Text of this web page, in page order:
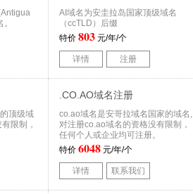
AI域名为安圭拉岛国家顶级域名
（ccTLD）后缀
特价 803 元/年/个
详情 注册
顶级域
限制，
.CO.AO域名注册
co.ao域名是安哥拉域名国家的域名,
对注册co.ao域名的资格没有限制，
任何个人或企业均可注册。
特价 6048 元/年/个
详情 联系我们